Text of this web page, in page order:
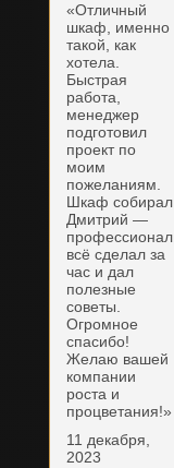
«Отличный
шкаф, именно
такой, как
хотела.
Быстрая
работа,
менеджер
подготовил
проект по
моим
пожеланиям.
Шкаф собирал
Дмитрий —
профессионал,
всё сделал за
час и дал
полезные
советы.
Огромное
спасибо!
Желаю вашей
компании
роста и
процветания!»
11 декабря,
2023